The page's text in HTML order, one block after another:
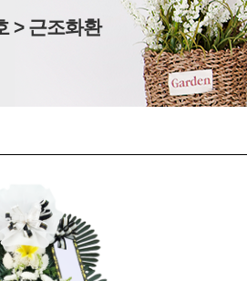
> 근조화환